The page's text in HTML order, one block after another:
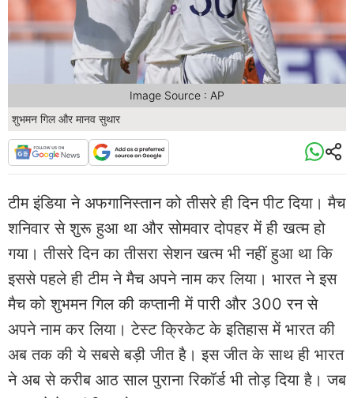
शुभमन गिल और मानव सुथार
Image Source : AP
टीम इंडिया ने अफगानिस्तान को तीसरे ही दिन पीट दिया। मैच
शनिवार से शुरू हुआ था और सोमवार दोपहर में ही खत्म हो
गया। तीसरे दिन का तीसरा सेशन खत्म भी नहीं हुआ था कि
इससे पहले ही टीम ने मैच अपने नाम कर लिया। भारत ने इस
मैच को शुभमन गिल की कप्तानी में पारी और 300 रन से
अपने नाम कर लिया। टेस्ट क्रिकेट के इतिहास में भारत की
अब तक की ये स​बसे बड़ी जीत है। इस जीत के साथ ही भारत
ने अब से करीब आठ साल पुराना रिकॉर्ड भी तोड़ दिया है। जब